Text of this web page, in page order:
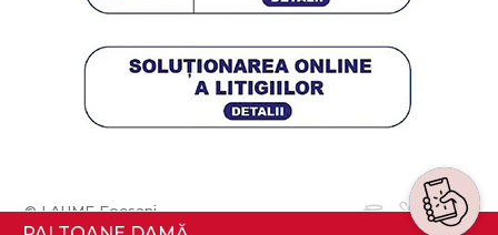
© LAUME Focsani